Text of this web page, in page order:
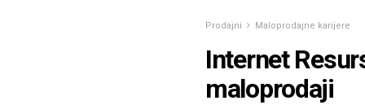
Prodajni Maloprodajne karijere
Internet
maloprodaji